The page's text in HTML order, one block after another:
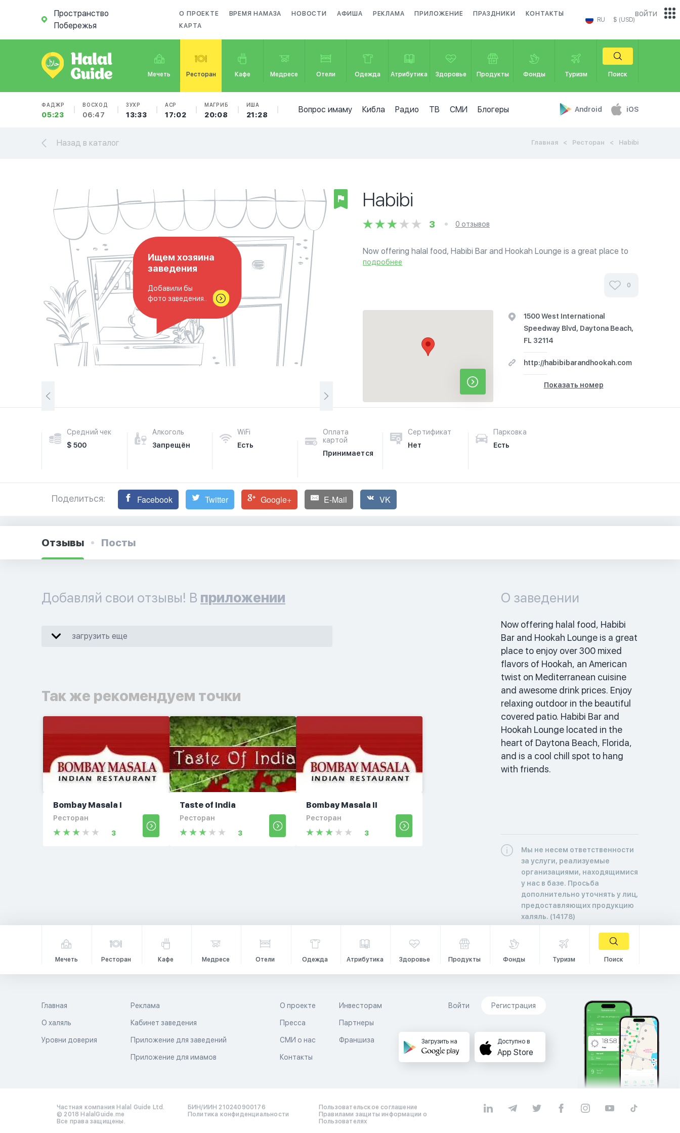
Пространство
Побережья
О ПРОЕКТЕ ВРЕМЯ НАМАЗА НОВОСТИ АФИША РЕКЛАМА ПРИЛОЖЕНИЕ ПРАЗДНИКИ
КОНТАКТЫ
КАРТА
RU $ (USD)
Мечеть Ресторан Кафе Медресе Отели Одежда Атрибутика Здоровье Продукты Фонды Туризм Поиск
ФАДЖР
05:23
ВОСХОД
06:47
ЗУХР
13:33
АСР
17:02
МАГРИБ
20:08
ИША
21:28
Вопрос имаму Кибла Радио ТВ СМИ Блогеры Android iOS
войти
Назад в каталог Главная Ресторан Habibi
Ищем хозяина
заведения
Добавили бы
фото заведения..
Habibi
3 0 отзывов
Now offering halal food, Habibi Bar and Hookah Lounge is a great place to
enjoy over 300 mixed flavors of Hookah, an American twist on
подробнее
0
1500 West International
Speedway Blvd, Daytona Beach,
FL 32114
http://habibibarandhookah.com
Показать номер
Средний чек
$ 500
Алкоголь
Запрещён
WiFi
Есть
Оплата
картой
Принимается
Сертификат
Нет
Парковка
Есть
Поделиться: Facebook Twitter Google+ E-Mail VK
Отзывы Посты
Добавляй свои отзывы! В приложении
загрузить еще
Так же рекомендуем точки
Bombay Masala I
Ресторан
3
Taste of India
Ресторан
3
Bombay Masala II
Ресторан
3
О заведении
Now offering halal food, Habibi
Bar and Hookah Lounge is a great
place to enjoy over 300 mixed
flavors of Hookah, an American
twist on Mediterranean cuisine
and awesome drink prices. Enjoy
relaxing outdoor in the beautiful
covered patio. Habibi Bar and
Hookah Lounge located in the
heart of Daytona Beach, Florida,
and is a cool chill spot to hang
with friends.
Мы не несем ответственности
за услуги, реализуемые
организациями, находящимися
у нас в базе. Просьба
дополнительно уточнять у лиц,
предоставляющих продукцию
халяль. (14178)
Мечеть Ресторан Кафе Медресе Отели Одежда Атрибутика Здоровье Продукты Фонды Туризм Поиск
Главная
О халяль
Уровни доверия
Реклама
Кабинет заведения
Приложение для заведений
Приложение для имамов
О проекте
Пресса
СМИ о нас
Контакты
Инвесторам
Партнеры
Франшиза
Войти Регистрация
Загрузить на Доступно в
App Store
Частная компания Halal Guide Ltd.
© 2018 HalalGuide.me
Все права защищены.
БИН/ИИН 210240900176
Политика конфиденциальности
Пользовательское соглашение
Правилами защиты информации о
Пользователях